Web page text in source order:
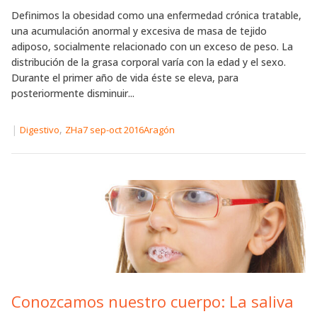
Definimos la obesidad como una enfermedad crónica tratable,
una acumulación anormal y excesiva de masa de tejido
adiposo, socialmente relacionado con un exceso de peso. La
distribución de la grasa corporal varía con la edad y el sexo.
Durante el primer año de vida éste se eleva, para
posteriormente disminuir...
| Digestivo, ZHa7 sep-oct 2016Aragón
Conozcamos nuestro cuerpo: La saliva